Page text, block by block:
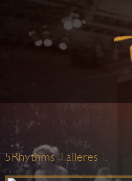
5Rhythms Talleres